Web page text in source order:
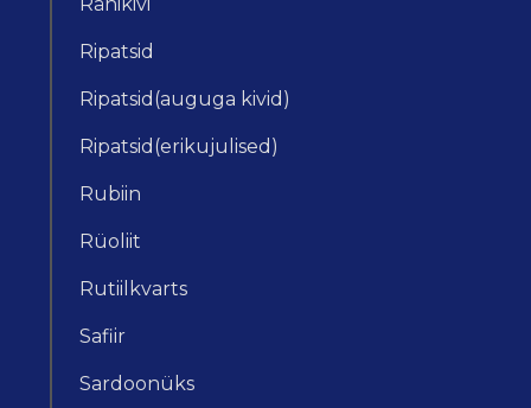
Ripatsid
Ripatsid(auguga kivid)
Ripatsid(erikujulised)
Rubiin
Rüoliit
Rutiilkvarts
Safiir
Sardoonüks